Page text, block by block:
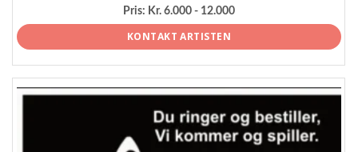
Pris: Kr. 6.000 - 12.000
KONTAKT ARTISTEN